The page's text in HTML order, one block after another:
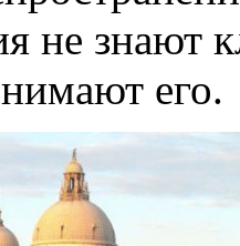
не знают
его.